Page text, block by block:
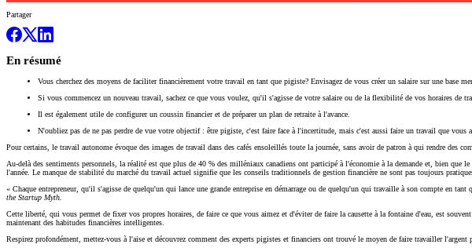
Partager
En résumé
Vous cherchez des moyens de faciliter financièrement votre travail en tant que pigiste? Envisagez de vous créer un salaire sur une base
Si vous commencez un nouveau travail, sachez ce que vous voulez, qu'il s'agisse de votre salaire ou de la flexibilité de vos horaires de
Il est également utile de configurer un coussin financier et de préparer un plan de retraite à l'avance.
N'oubliez pas de ne pas perdre de vue votre objectif : être pigiste, c'est faire face à l'incertitude, mais c'est aussi faire un travail que vous
Pour certains, le travail autonome évoque des images de travail dans des cafés ensoleillés toute la journée, sans avoir de patron à qui rendre
Au-delà des sentiments personnels, la réalité est que plus de 40 % des milléniaux canadiens ont participé à l'économie à la demande et, bien que
l'année. Le manque de stabilité du marché du travail actuel signifie que les conseils traditionnels de gestion financière ne sont pas toujours
« Chaque entrepreneur, qu'il s'agisse de quelqu'un qui lance une grande entreprise en démarrage ou de quelqu'un qui travaille à son compte en
the Startup Myth.
Cette liberté, qui vous permet de fixer vos propres horaires, de faire ce que vous aimez et d'éviter de faire la causette à la fontaine d'eau, est
maintenant des habitudes financières intelligentes.
Respirez profondément, mettez-vous à l'aise et découvrez comment des experts pigistes et financiers ont trouvé le moyen de faire travailler l'argent